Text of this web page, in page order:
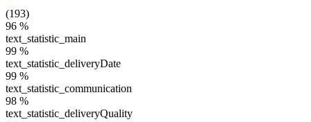
(193)
96 %
text_statistic_main
99 %
text_statistic_deliveryDate
99 %
text_statistic_communication
98 %
text_statistic_deliveryQuality